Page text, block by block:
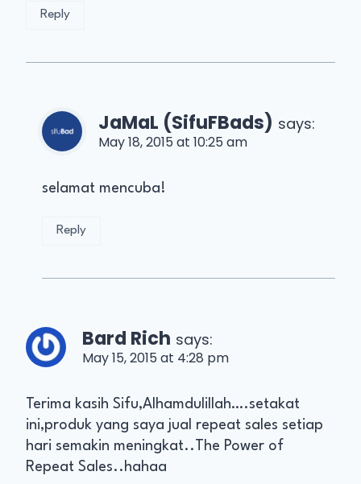
Reply
JaMaL (SifuFBads) says:
May 18, 2015 at 10:25 am
selamat mencuba!
Reply
Bard Rich says:
May 15, 2015 at 4:28 pm
Terima kasih Sifu,Alhamdulillah….setakat
ini,produk yang saya jual repeat sales setiap
hari semakin meningkat..The Power of
Repeat Sales..hahaa